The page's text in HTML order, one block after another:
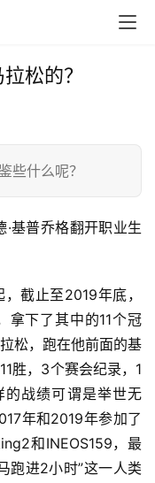
松的？
些什么呢？
基普乔格翻开职业生
截止至2019年底，
拿下了其中的11个冠
松，跑在他前面的基
胜，3个赛会纪录，1
战绩可谓是举世无
年和2019年参加了
和INEOS159，最
跑进2小时”这一人类